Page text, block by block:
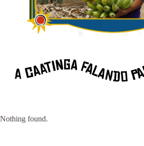
Nothing found.